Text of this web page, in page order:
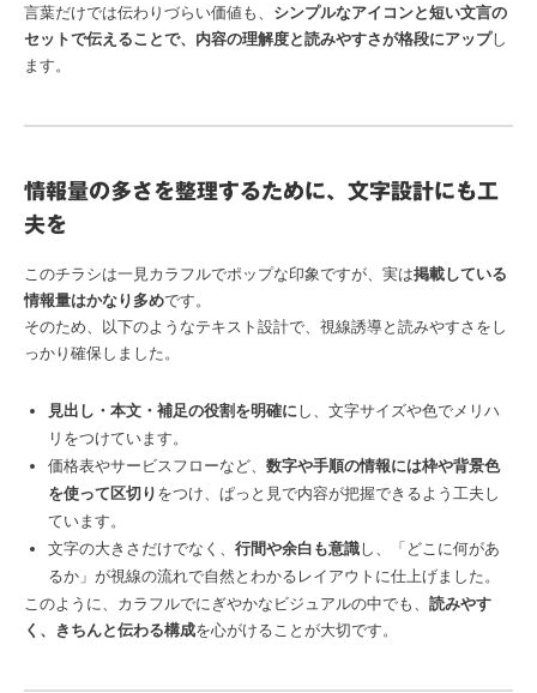
言葉だけでは伝わりづらい価値も、 シンプルなアイコンと短い文言の
セットで伝えることで、内容の理解度と読みやすさが格段にアップし
ます。
情報量の多さを整理するために、文字設計にも工
夫を
このチラシは一見カラフルでポップな印象ですが、実は掲載している
情報量はかなり多めです。
そのため、以下のようなテキスト設計で、視線誘導と読みやすさをし
っかり確保しました。
見出し・本文・補足の役割を明確にし、文字サイズや色でメリハ
リをつけています。
価格表やサービスフローなど、 数字や手順の情報には枠や背景色
を使って区切りをつけ、ぱっと見で内容が把握できるよう工夫し
ています。
文字の大きさだけでなく、 行間や余白も意識し、「どこに何があ
るか」が視線の流れで自然とわかるレイアウトに仕上げました。
このように、カラフルでにぎやかなビジュアルの中でも、 読みやす
く、きちんと伝わる構成を心がけることが大切です。